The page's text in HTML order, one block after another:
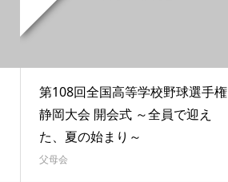
第108回全国高等学校野球選手権
静岡大会 開会式 ～全員で迎え
た、夏の始まり～
父母会